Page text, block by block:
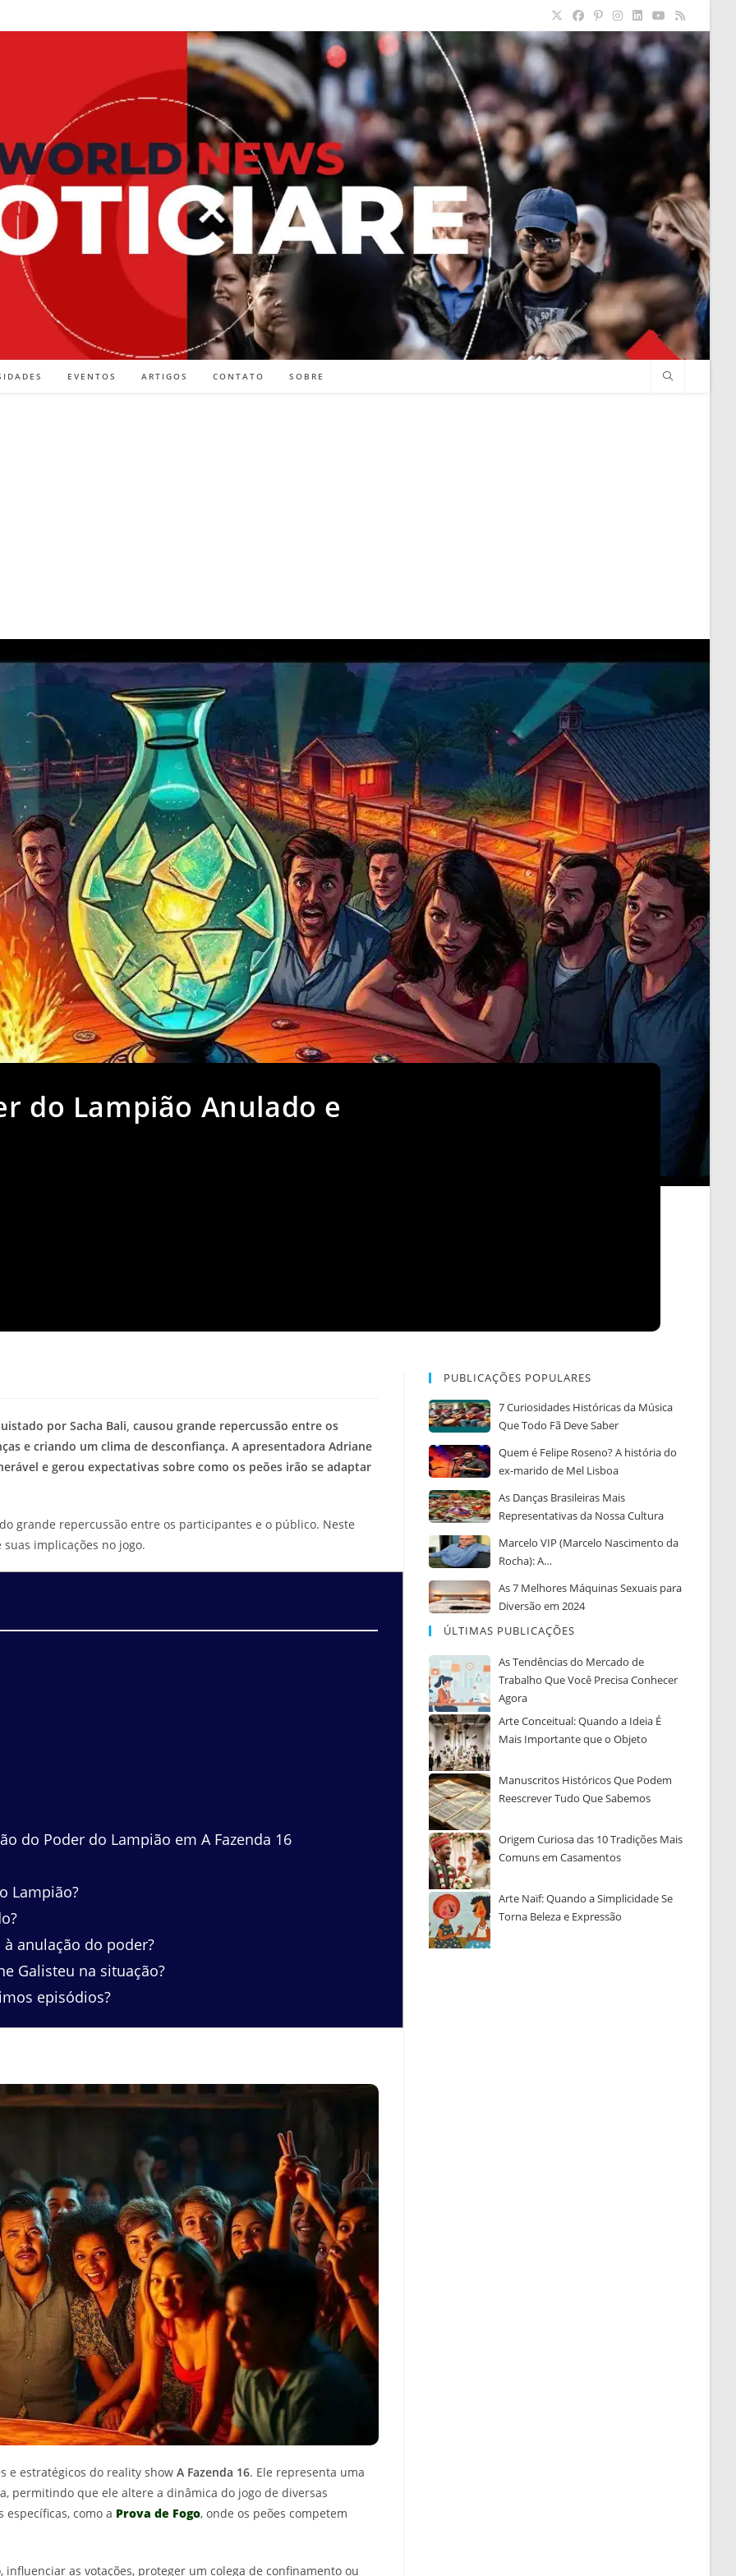
EVENTOS ARTIGOS CONTATO SOBRE
do Lampião Anulado e
por Sacha Bali, causou grande repercussão entre os
e criando um clima de desconfiança. A apresentadora Adriane
e gerou expectativas sobre como os peões irão se adaptar
grande repercussão entre os participantes e o público. Neste
implicações no jogo.
do Poder do Lampião em A Fazenda 16
Lampião?
anulação do poder?
Galisteu na situação?
episódios?
e estratégicos do reality show A Fazenda 16. Ele representa uma
permitindo que ele altere a dinâmica do jogo de diversas
como a Prova de Fogo, onde os peões competem
as votações, proteger um colega de confinamento ou
PUBLICAÇÕES POPULARES
7 Curiosidades Históricas da Música
Que Todo Fã Deve Saber
Quem é Felipe Roseno? A história do
ex-marido de Mel Lisboa
As Danças Brasileiras Mais
Representativas da Nossa Cultura
Marcelo VIP (Marcelo Nascimento da
Rocha): A…
As 7 Melhores Máquinas Sexuais para
Diversão em 2024
ÚLTIMAS PUBLICAÇÕES
As Tendências do Mercado de
Trabalho Que Você Precisa Conhecer
Agora
Arte Conceitual: Quando a Ideia É
Mais Importante que o Objeto
Manuscritos Históricos Que Podem
Reescrever Tudo Que Sabemos
Origem Curiosa das 10 Tradições Mais
Comuns em Casamentos
Arte Naïf: Quando a Simplicidade Se
Torna Beleza e Expressão